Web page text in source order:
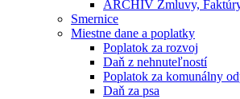
ARCHÍV Zmluvy,
Smernice
Miestne dane a poplatky
Poplatok za rozvoj
Daň z nehnuteľností
Poplatok za komunálny
Daň za psa